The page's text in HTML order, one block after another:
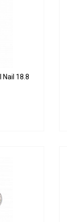
Nail 18.8